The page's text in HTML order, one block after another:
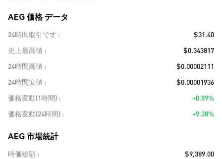
AEG 価格 データ
24時間取引です
$31.40
史上最高値
$0.343817
24時間高値
$0.00002111
24時間安値
$0.00001936
価格変動(1時間)
+0.89%
価格変動(24時間)
+9.28%
AEG 市場統計
時価総額
$9,389.00